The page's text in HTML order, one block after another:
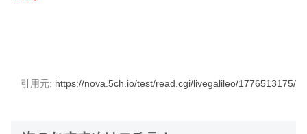
引用元: https://nova.5ch.io/test/read.cgi/livegalileo/1776513175/